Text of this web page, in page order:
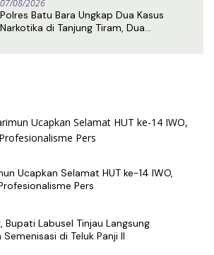
07/08/2026
Polres Batu Bara Ungkap Dua Kasus
Narkotika di Tanjung Tiram, Dua
Ucapkan Selamat HUT ke-14 IWO,
Pers
Bupati Labusel Tinjau Langsung
di Teluk Panji II